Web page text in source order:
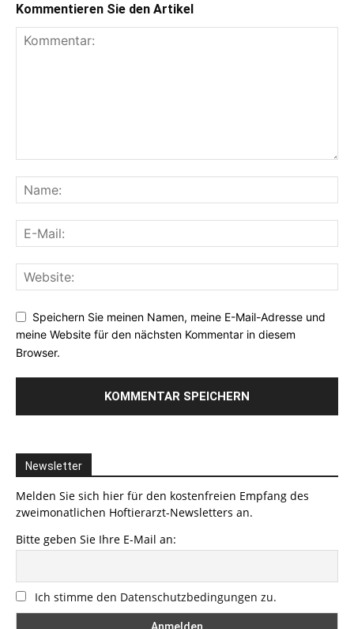
Kommentieren Sie den Artikel
Speichern Sie meinen Namen, meine E-Mail-Adresse und
meine Website für den nächsten Kommentar in diesem
Browser.
Newsletter
Melden Sie sich hier für den kostenfreien Empfang des
zweimonatlichen Hoftierarzt-Newsletters an.
Bitte geben Sie Ihre E-Mail an:
Ich stimme den Datenschutzbedingungen zu.